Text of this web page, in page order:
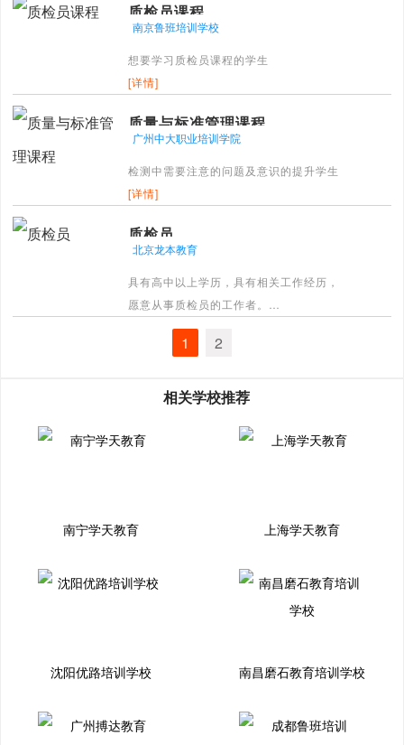
质检员课程
南京鲁班培训学校
想要学习质检员课程的学生
[详情]
质量与标准管理课程
广州中大职业培训学院
检测中需要注意的问题及意识的提升学生
[详情]
质检员
北京龙本教育
具有高中以上学历，具有相关工作经历，
愿意从事质检员的工作者。
1 2
相关学校推荐
南宁学天教育 上海学天教育
沈阳优路培训学校 南昌磨石教育培训学校